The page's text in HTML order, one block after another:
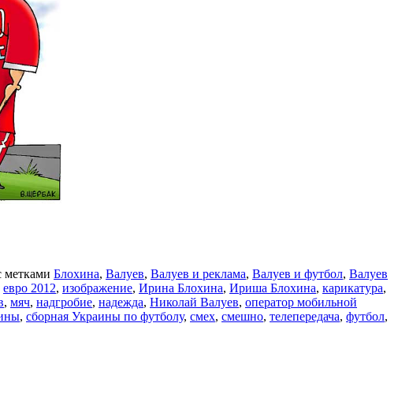
метками Блохина, Валуев, Валуев и реклама, Валуев и футбол, Валуев
евро 2012, изображение, Ирина Блохина, Ириша Блохина, карикатура,
, мяч, надгробие, надежда, Николай Валуев, оператор мобильной
, сборная Украины по футболу, смех, смешно, телепередача, футбол,